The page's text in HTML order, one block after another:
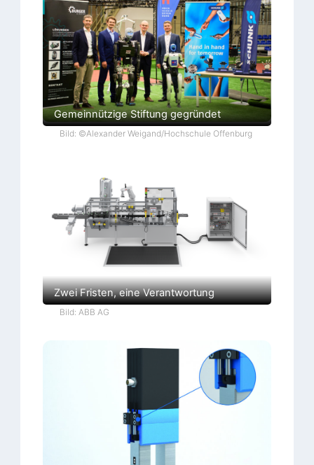
Gemeinnützige Stiftung gegründet
Bild: ©Alexander Weigand/Hochschule Offenburg
Zwei Fristen, eine Verantwortung
Bild: ABB AG